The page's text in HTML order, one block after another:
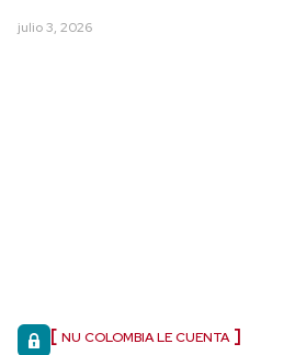
julio 3, 2026
NU COLOMBIA LE CUENTA